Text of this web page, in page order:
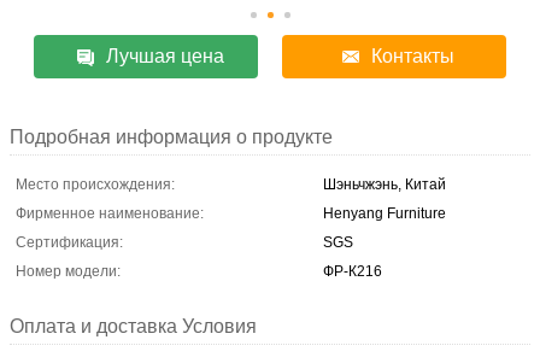
Лучшая цена Контакты
Подробная информация о продукте
Место происхождения:
Шэньчжэнь, Китай
Фирменное наименование:
Henyang Furniture
Сертификация:
SGS
Номер модели:
ФР-К216
Оплата и доставка Условия